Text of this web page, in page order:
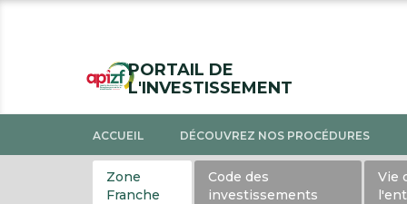
PORTAIL DE
L'INVESTISSEMENT
ACCUEIL DÉCOUVREZ NOS PROCÉDURES
Zone
Franche
Code des
investissements
Vie